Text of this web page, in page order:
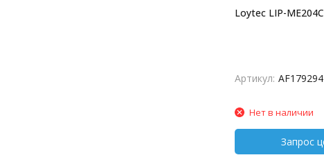
Loytec LIP-ME204C
Артикул: AF179294
Нет в наличии